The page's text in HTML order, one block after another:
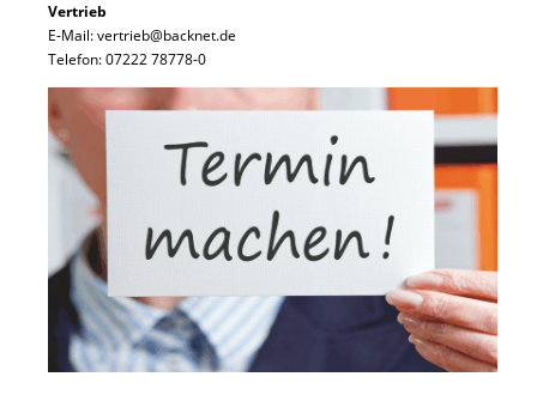
Vertrieb
E-Mail: vertrieb@backnet.de
Telefon: 07222 78778-0